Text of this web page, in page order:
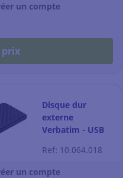
un compte
prix
Disque dur
externe
Verbatim - USB
noir
Ref: 10.064.018
un compte